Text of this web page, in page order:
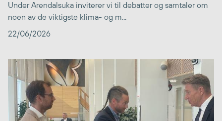
Under Arendalsuka inviterer vi til debatter og samtaler om
noen av de viktigste klima- og m...
22/06/2026